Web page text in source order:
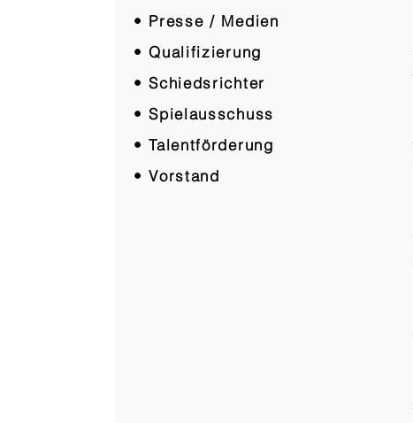
• Presse / Medien
• Qualifizierung
• Schiedsrichter
• Spielausschuss
• Talentförderung
• Vorstand